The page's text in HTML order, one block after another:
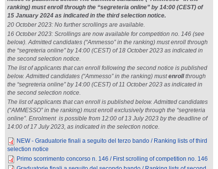
ranking) must enroll through the “segreteria online” by 14:00 (CEST) of
15 January 2024 as indicated in the third selection notice.
20 October 2023: No further scrollings are available.
16 October 2023: Scrollings are now available for competition no. 146 (see
below). Admitted candidates (“Ammesso” in the ranking) must enroll through
the “segreteria online” by 14:00 (CEST) of 18 October 2023 as indicated in
the second selection notice.
The list of applicants that can enroll following the second notice is published
below. Admitted candidates (“Ammesso” in the ranking) mustenrollthrough
the “segreteria online” by 14:00 (CEST) of 11 October 2023 as indicated in
the second selection notice.
The list of applicants that can enroll is published below. Admitted candidates
(“AMMESSO” in the ranking) must enroll exclusively through the “segreteria
online”. Enrolment is possible from 12:00 of 13 July 2023 by the deadline of
14:00 of 17 July 2023, as indicated in the selection notice.
NEW - Graduatorie finali a seguito del terzo bando / Ranking lists of third
selection notice
Primo scorrimento concorso n. 146 / First scrolling of competition no. 146